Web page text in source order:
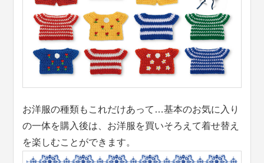
お洋服の種類もこれだけあって…基本のお気に入り
の一体を購入後は、お洋服を買いそろえて着せ替え
を楽しむことができます。